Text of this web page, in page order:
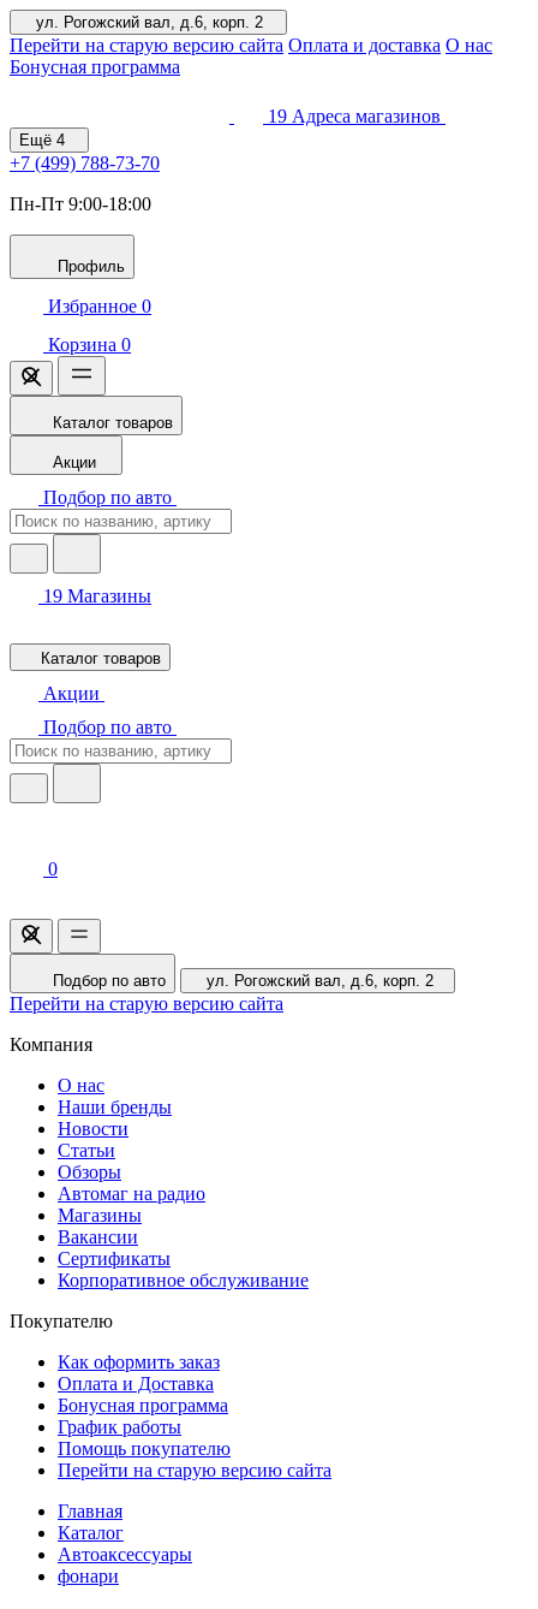
ул. Рогожский вал, д.6, корп. 2
Перейти на старую версию сайта Оплата и доставка О нас
Бонусная программа
19 Адреса магазинов
Ещё 4
+7 (499) 788-73-70
Пн-Пт 9:00-18:00
Профиль
Избранное 0
Корзина 0
Каталог товаров
Акции
Подбор по авто
19 Магазины
Каталог товаров
Акции
Подбор по авто
0
Подбор по авто ул. Рогожский вал, д.6, корп. 2
Перейти на старую версию сайта
Компания
О нас
Наши бренды
Новости
Статьи
Обзоры
Автомаг на радио
Магазины
Вакансии
Сертификаты
Корпоративное обслуживание
Покупателю
Как оформить заказ
Оплата и Доставка
Бонусная программа
График работы
Помощь покупателю
Перейти на старую версию сайта
Главная
Каталог
Автоаксессуары
фонари